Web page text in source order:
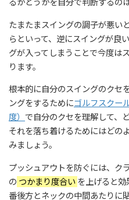
るかどうかを自分で判断するの
たまたまスイングの調子が悪い
らといって、逆にスイングが良
グが入ってしまうことで今度は
ります。
根本的に自分のスイングのクセ
ングをするためにゴルフスクー
度） で自分のクセを理解して、
それを落ち着けるためにはどの
みましょう。
プッシュアウトを防ぐには、ク
の つかまり度合い を上げると
番後方とネックの中間あたりに